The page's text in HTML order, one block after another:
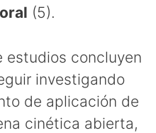
(5).
estudios concluyen
investigando
de aplicación de
cinética abierta,